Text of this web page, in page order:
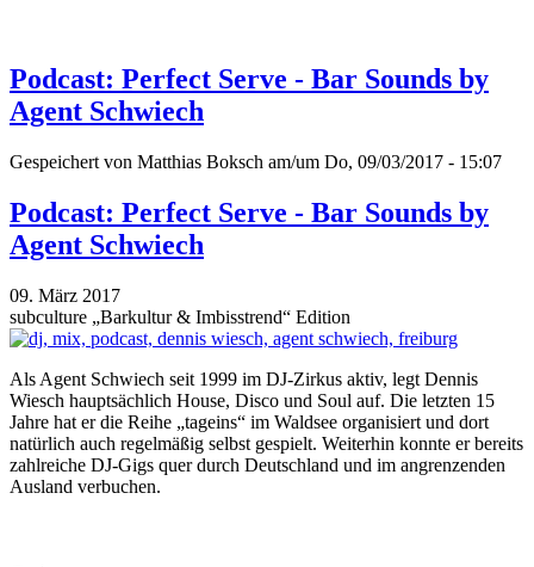
Podcast: Perfect Serve - Bar Sounds by
Agent Schwiech
Gespeichert von Matthias Boksch am/um Do, 09/03/2017 - 15:07
Podcast: Perfect Serve - Bar Sounds by
Agent Schwiech
09. März 2017
subculture „Barkultur & Imbisstrend“ Edition
Als Agent Schwiech seit 1999 im DJ-Zirkus aktiv, legt Dennis
Wiesch hauptsächlich House, Disco und Soul auf. Die letzten 15
Jahre hat er die Reihe „tageins“ im Waldsee organisiert und dort
natürlich auch regelmäßig selbst gespielt. Weiterhin konnte er bereits
zahlreiche DJ-Gigs quer durch Deutschland und im angrenzenden
Ausland verbuchen.